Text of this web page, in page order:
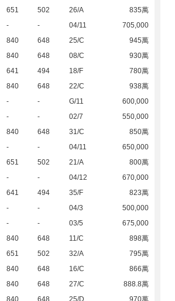
651 502 26/A
835萬
- - 04/11
705,000
840 648 25/C
945萬
840 648 08/C
930萬
641 494 18/F
780萬
840 648 22/C
938萬
- - G/11
600,000
- - 02/7
550,000
840 648 31/C
850萬
- - 04/11
650,000
651 502 21/A
800萬
- - 04/12
670,000
641 494 35/F
823萬
- - 04/3
500,000
- - 03/5
675,000
840 648 11/C
898萬
651 502 32/A
795萬
840 648 16/C
866萬
840 648 27/C
888.8萬